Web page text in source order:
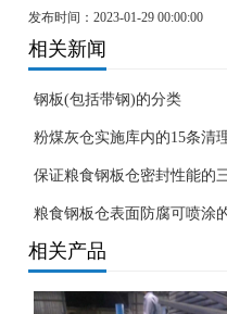
发布时间：2023-01-29 00:00:00
相关新闻
钢板(包括带钢)的分类
粉煤灰仓实施库内的15条清
保证粮食钢板仓密封性能的
粮食钢板仓表面防腐可喷涂
相关产品